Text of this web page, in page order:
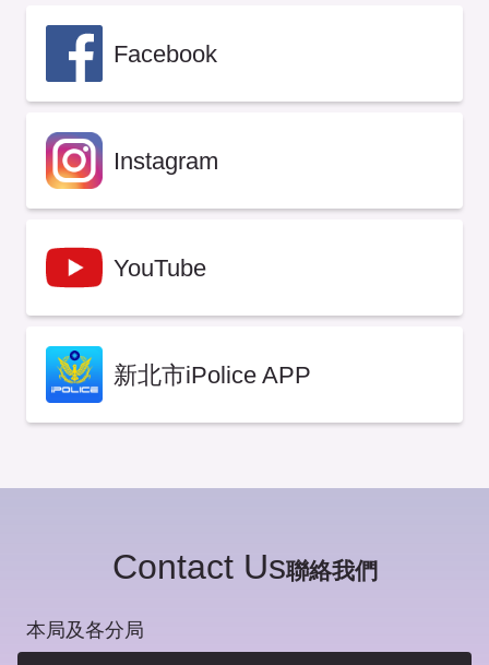
Facebook
Instagram
YouTube
新北市iPolice APP
Contact Us聯絡我們
本局及各分局